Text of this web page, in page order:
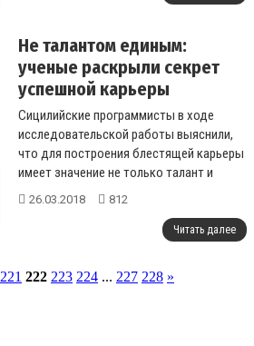
Не талантом единым:
ученые раскрыли секрет
успешной карьеры
Сицилийские программисты в ходе
исследовательской работы выяснили,
что для построения блестящей карьеры
имеет значение не только талант и
упорство. От работника потребуется
26.03.2018 812
Читать далее
221 222 223 224 ... 227 228 »